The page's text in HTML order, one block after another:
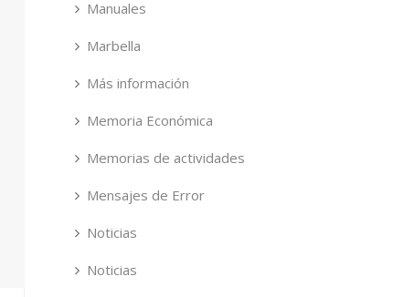
Manuales
Marbella
Más información
Memoria Económica
Memorias de actividades
Mensajes de Error
Noticias
Noticias